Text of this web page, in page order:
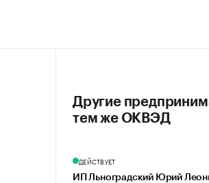
Другие
тем же ОКВЭД
ДЕЙСТВУЕТ
ИП Льноградский Юрий